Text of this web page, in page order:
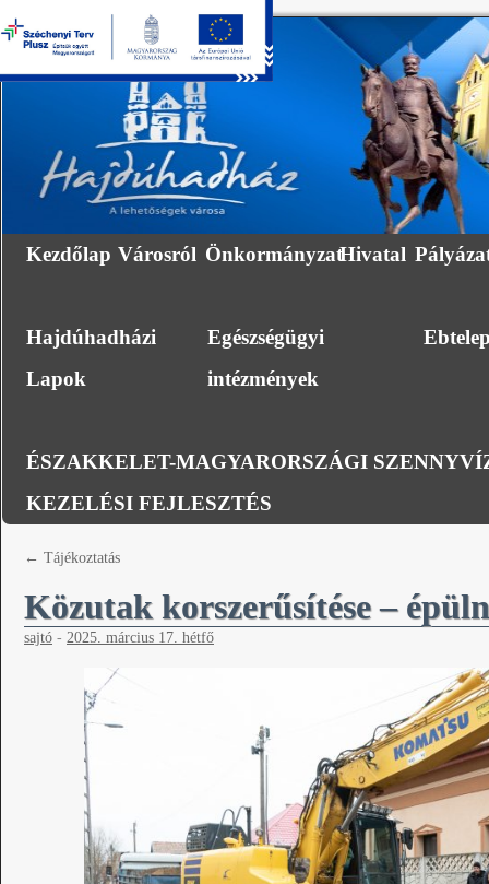
Kezdőlap Városról ÖnkormányzatHivatal
Hajdúhadházi
Lapok
Egészségügyi
intézmények
ÉSZAKKELET-MAGYARORSZÁGI
KEZELÉSI FEJLESZTÉS
← Tájékoztatás
Közutak korszerűsítése –
sajtó - 2025. március 17. hétfő